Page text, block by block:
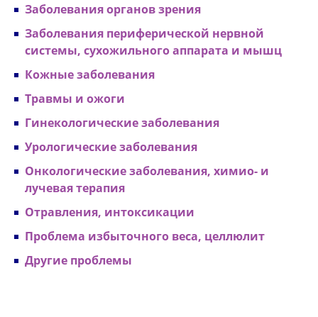
Заболевания органов зрения
Заболевания периферической нервной
системы, сухожильного аппарата и мышц
Кожные заболевания
Травмы и ожоги
Гинекологические заболевания
Урологические заболевания
Онкологические заболевания, химио- и
лучевая терапия
Отравления, интоксикации
Проблема избыточного веса, целлюлит
Другие проблемы